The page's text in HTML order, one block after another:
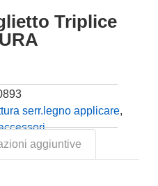
Triplice
serr.legno applicare,
aggiuntive